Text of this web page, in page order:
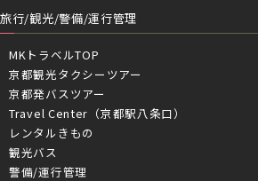
旅行/観光/警備/運行管理
MKトラベルTOP
京都観光タクシーツアー
京都発バスツアー
Travel Center（京都駅八条口）
レンタルきもの
観光バス
警備/運行管理